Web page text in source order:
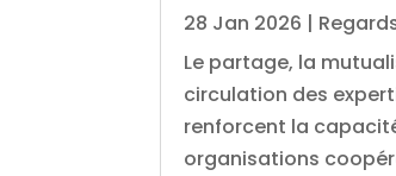
28 Jan 2026 |
Le partage, la
circulation des
renforcent la
organisations